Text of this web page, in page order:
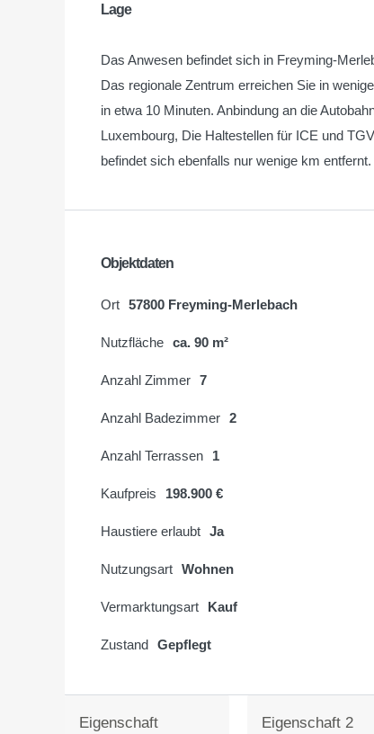
Lage
Das Anwesen befindet sich in Freyming-
Das regionale Zentrum erreichen Sie in
in etwa 10 Minuten. Anbindung an die
Luxembourg, Die Haltestellen für ICE und
befindet sich ebenfalls nur wenige km entfernt.
Objektdaten
Ort 57800 Freyming-Merlebach
Nutzfläche ca. 90 m²
Anzahl Zimmer 7
Anzahl Badezimmer 2
Anzahl Terrassen 1
Kaufpreis 198.900 €
Haustiere erlaubt Ja
Nutzungsart Wohnen
Vermarktungsart Kauf
Zustand Gepflegt
Eigenschaft Eigenschaft 2